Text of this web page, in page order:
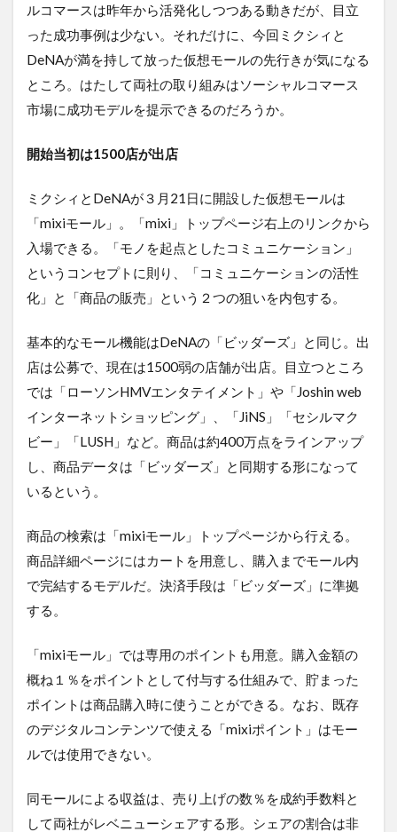
ルコマースは昨年から活発化しつつある動きだが、目立
った成功事例は少ない。それだけに、今回ミクシィと
DeNAが満を持して放った仮想モールの先行きが気になる
ところ。はたして両社の取り組みはソーシャルコマース
市場に成功モデルを提示できるのだろうか。
開始当初は1500店が出店
ミクシィとDeNAが３月21日に開設した仮想モールは
「mixiモール」。「mixi」トップページ右上のリンクから
入場できる。「モノを起点としたコミュニケーション」
というコンセプトに則り、「コミュニケーションの活性
化」と「商品の販売」という２つの狙いを内包する。
基本的なモール機能はDeNAの「ビッダーズ」と同じ。出
店は公募で、現在は1500弱の店舗が出店。目立つところ
では「ローソンHMVエンタテイメント」や「Joshin web
インターネットショッピング」、「JiNS」「セシルマク
ビー」「LUSH」など。商品は約400万点をラインアップ
し、商品データは「ビッダーズ」と同期する形になって
いるという。
商品の検索は「mixiモール」トップページから行える。
商品詳細ページにはカートを用意し、購入までモール内
で完結するモデルだ。決済手段は「ビッダーズ」に準拠
する。
「mixiモール」では専用のポイントも用意。購入金額の
概ね１％をポイントとして付与する仕組みで、貯まった
ポイントは商品購入時に使うことができる。なお、既存
のデジタルコンテンツで使える「mixiポイント」はモー
ルでは使用できない。
同モールによる収益は、売り上げの数％を成約手数料と
して両社がレベニューシェアする形。シェアの割合は非